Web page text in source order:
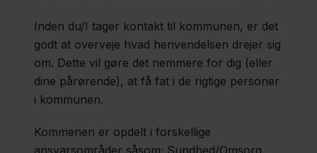
Hjælpemidler
Bekymring,
sorg og
Inden du/I tager kontakt til kommunen, er det
godt at overveje hvad henvendelsen drejer sig
om. Dette vil gøre det nemmere for dig (eller
dine pårørende), at få fat i de rigtige personer
i kommunen.
Kommenen er opdelt i forskellige
ansvarsområder såsom; Sundhed/Omsorg,